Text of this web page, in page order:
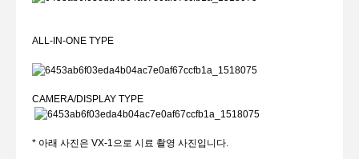
ALL-IN-ONE TYPE
CAMERA/DISPLAY TYPE
* 아래 사진은 VX-1으로 시료 촬영 사진입니다.